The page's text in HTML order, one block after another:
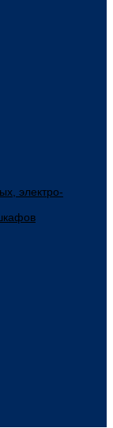
электро-